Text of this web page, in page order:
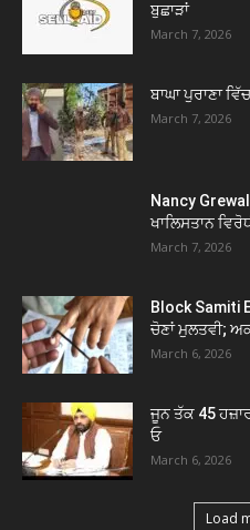
ਬੁਛਾੜਾਂ
March 7, 2026
ਬਾਘਾ ਪੁਰਾਣਾ
March 7, 2026
Nancy
ਖਾਲਿਸਤਾਨ
March 7, 2026
Block Samiti
ਚੋਣਾਂ ਮੁਲਤਵੀ;
March 6, 2026
ਜੂਨ ਤੱਕ 45
ਓ
March 6, 2026
Load